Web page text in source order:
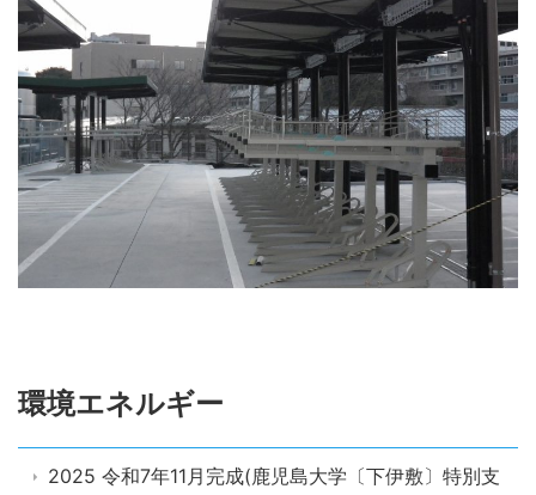
環境エネルギー
2025 令和7年11月完成(鹿児島大学〔下伊敷〕特別支